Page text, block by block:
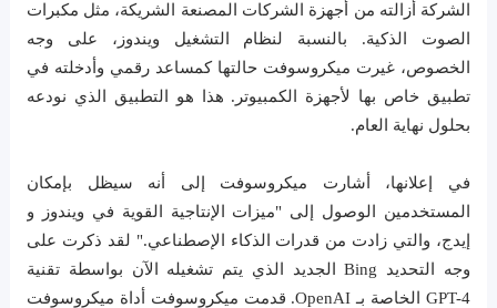
الشركة أزالته من أجهزة الشركات المصنعة الشريكة، مثل مكبرات
الصوت الذكية. بالنسبة لنظام التشغيل ويندوز، على وجه
الخصوص، غيرت ميكروسوفت حالتها كمساعد رقمي وأدخلته في
تطبيق خاص بها لأجهزة الكمبيوتر. هذا هو التطبيق الذي نودعه
بحلول نهاية العام.
في إعلانها، أشارت ميكروسوفت إلى أنه سيظل بإمكان
المستخدمين الوصول إلى "ميزات الإنتاجية القوية في ويندوز و
إيدج، والتي زادت من قدرات الذكاء الإصطناعي." لقد ذكرت على
وجه التحديد Bing الجديد الذي يتم تشغيله الآن بواسطة تقنية
GPT-4 الخاصة بـ OpenAI. قدمت ميكروسوفت أداة ميكروسوفت